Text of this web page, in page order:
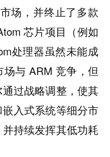
场， 并终止了多款
芯片项目（例如
处理器虽然未能成
与 ARM 竞争，但
过战略调整，使其
入式系统等细分市
持续发挥其低功耗